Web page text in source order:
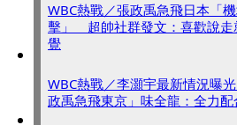
WBC熱戰／張政禹急飛日本「
擊」 超帥社群發文：喜歡說走
覺
WBC熱戰／李灝宇最新情況曝
政禹急飛東京」味全龍：全力